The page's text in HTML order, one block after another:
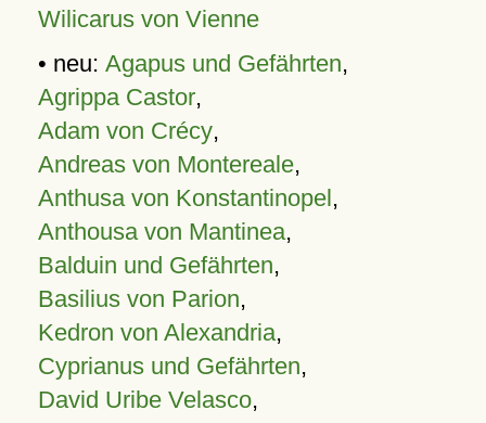
Wilicarus von Vienne
• neu: Agapus und Gefährten,
Agrippa Castor,
Adam von Crécy,
Andreas von Montereale,
Anthusa von Konstantinopel,
Anthousa von Mantinea,
Balduin und Gefährten,
Basilius von Parion,
Kedron von Alexandria,
Cyprianus und Gefährten,
David Uribe Velasco,